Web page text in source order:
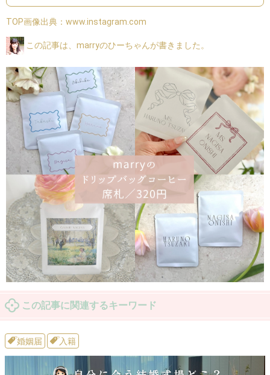
TOP画像出典： www.instagram.com
この記事は、marryのひーちゃんが書きました。
この記事に関連するキーワード
婚姻届 入籍